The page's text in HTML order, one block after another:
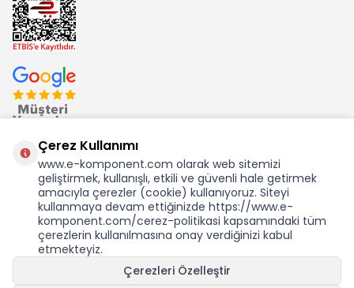
KDV Dahil Birim Fiyat
Ekom Elk. Elektronik San. ve Tic. A.Ş.'nin Tescilli Bir Markasıdır
Çerez Kullanımı
www.e-komponent.com olarak web sitemizi
geliştirmek, kullanışlı, etkili ve güvenli hale getirmek
amacıyla çerezler (cookie) kullanıyoruz. Siteyi
kullanmaya devam ettiğinizde https://www.e-
komponent.com/cerez-politikasi kapsamındaki tüm
çerezlerin kullanılmasına onay verdiğinizi kabul
etmekteyiz.
Çerezleri Özelleştir